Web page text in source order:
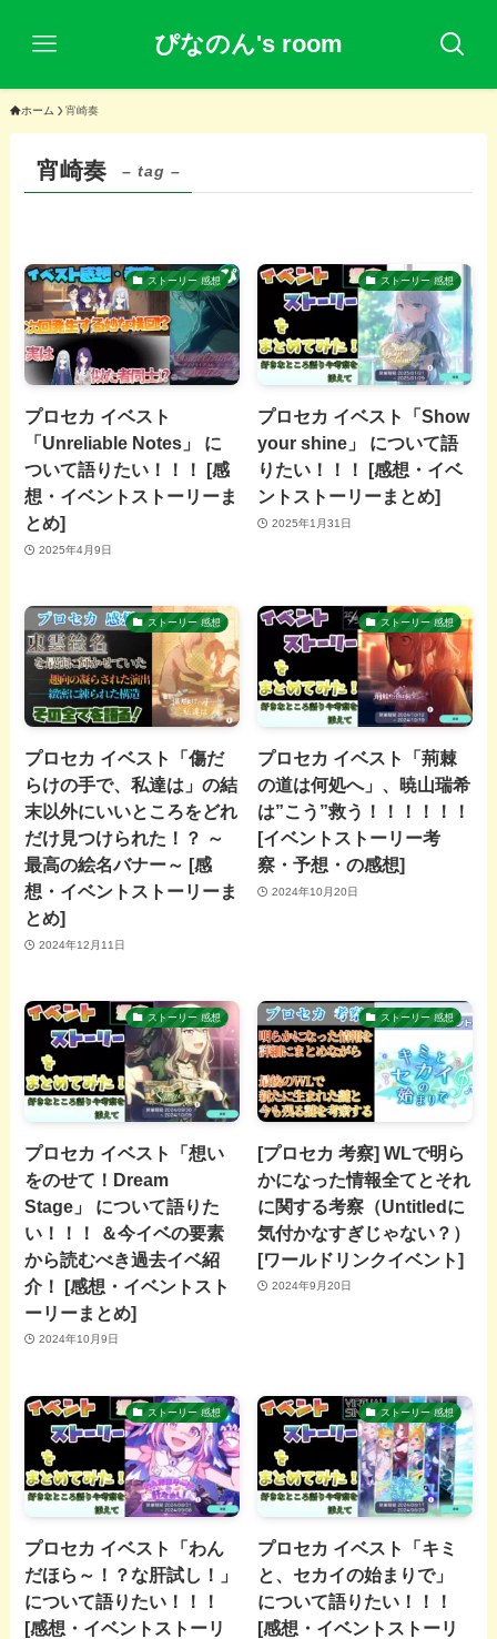
ぴなのん's room
ホーム 宵崎奏
宵崎奏 – tag –
ストーリー 感想
プロセカ イベスト
「Unreliable Notes」 に
ついて語りたい！！！ [感
想・イベントストーリーま
とめ]
2025年4月9日
ストーリー 感想
プロセカ イベスト「Show
your shine」 について語
りたい！！！ [感想・イベ
ントストーリーまとめ]
2025年1月31日
ストーリー 感想
プロセカ イベスト「傷だ
らけの手で、私達は」の結
末以外にいいところをどれ
だけ見つけられた！？ ～
最高の絵名バナー～ [感
想・イベントストーリーま
とめ]
2024年12月11日
ストーリー 感想
プロセカ イベスト「荊棘
の道は何処へ」、暁山瑞希
は”こう”救う！！！！！！
[イベントストーリー考
察・予想・の感想]
2024年10月20日
ストーリー 感想
プロセカ イベスト「想い
をのせて！Dream
Stage」 について語りた
い！！！ ＆今イベの要素
から読むべき過去イベ紹
介！ [感想・イベントスト
ーリーまとめ]
2024年10月9日
ストーリー 感想
[プロセカ 考察] WLで明ら
かになった情報全てとそれ
に関する考察（Untitledに
気付かなすぎじゃない？）
[ワールドリンクイベント]
2024年9月20日
ストーリー 感想
プロセカ イベスト「わん
だほら～！？な肝試し！」
について語りたい！！！
[感想・イベントストーリ
ストーリー 感想
プロセカ イベスト「キミ
と、セカイの始まりで」
について語りたい！！！
[感想・イベントストーリ